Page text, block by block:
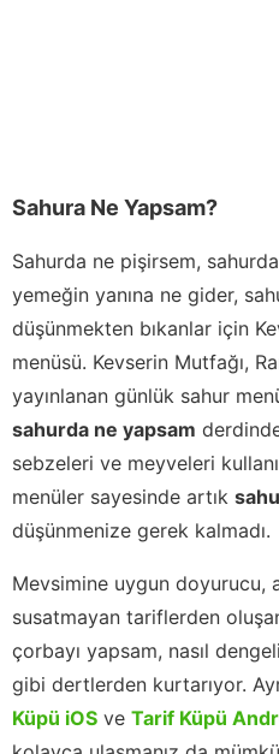
Sahura Ne Yapsam?
Sahurda ne pişirsem,
yemeğin yanına ne gider,
düşünmekten bıkanlar için
menüsü. Kevserin Mutfağı,
yayınlanan günlük sahur
sahurda ne yapsam
sebzeleri ve meyveleri
menüler sayesinde artık
düşünmenize gerek kalmadı.
Mevsimine uygun doyurucu,
susatmayan tariflerden
çorbayı yapsam, nasıl
gibi dertlerden kurtarıyor.
Küpü iOS ve Tarif Küpü